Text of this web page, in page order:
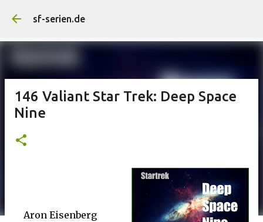
sf-serien.de
146 Valiant Star Trek: Deep Space
Nine
Aron Eisenberg